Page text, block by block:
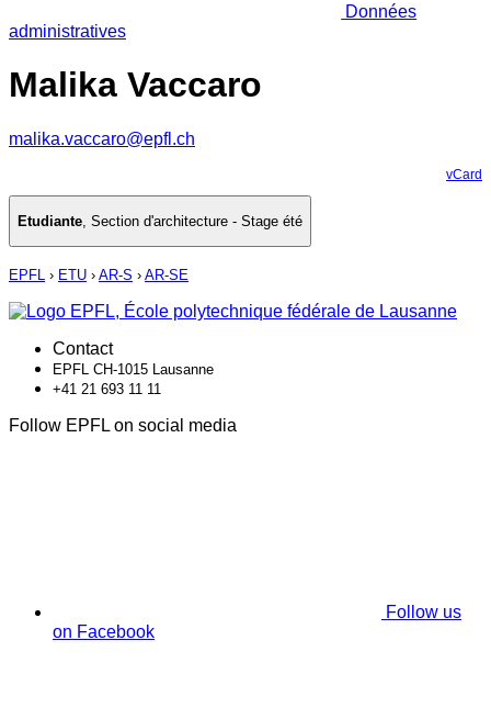
Données
administratives
Malika Vaccaro
malika.vaccaro@epfl.ch
vCard
Etudiante, Section d'architecture - Stage été
EPFL › ETU › AR-S › AR-SE
Contact
EPFL CH-1015 Lausanne
+41 21 693 11 11
Follow EPFL on social media
Follow us
on Facebook